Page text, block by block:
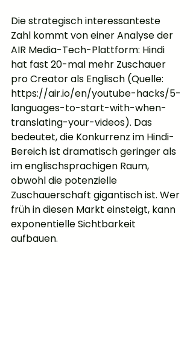
Die strategisch interessanteste
Zahl kommt von einer Analyse der
AIR Media-Tech-Plattform: Hindi
hat fast 20-mal mehr Zuschauer
pro Creator als Englisch (Quelle:
https://air.io/en/youtube-hacks/5-
languages-to-start-with-when-
translating-your-videos). Das
bedeutet, die Konkurrenz im Hindi-
Bereich ist dramatisch geringer als
im englischsprachigen Raum,
obwohl die potenzielle
Zuschauerschaft gigantisch ist. Wer
früh in diesen Markt einsteigt, kann
exponentielle Sichtbarkeit
aufbauen.